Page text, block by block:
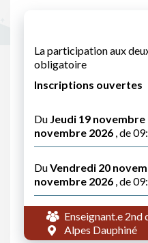
La participation aux
obligatoire
Inscriptions ouvertes
Du Jeudi 19 novembre
novembre 2026 , de
DuVendredi 20
novembre 2026 , de
Enseignant.e 2nd
Alpes Dauphiné